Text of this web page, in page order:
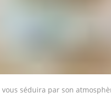
vous séduira par son